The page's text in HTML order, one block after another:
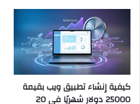
كيفية إنشاء تطبيق ويب بقيمة
25000 دولار شهريًا في 20